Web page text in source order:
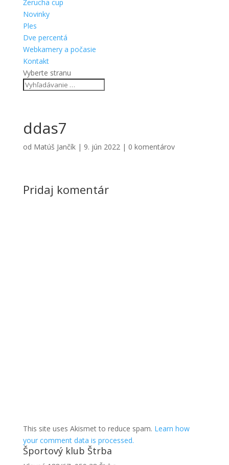
Žerucha cup
Novinky
Ples
Dve percentá
Webkamery a počasie
Kontakt
Vyberte stranu
ddas7
od Matúš Jančík| 9. jún 2022| 0 komentárov
Pridaj komentár
This site uses Akismet to reduce spam. Learn how
your comment data is processed.
Športový klub Štrba